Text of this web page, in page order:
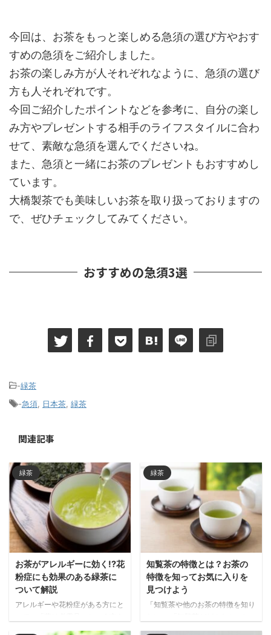
今回は、お茶をもっと楽しめる急須の選び方やおす
すめの急須をご紹介しました。
お茶の楽しみ方が人それぞれなように、急須の選び
方も人それぞれです。
今回ご紹介したポイントなどを参考に、自分の楽し
み方やプレゼントする相手のライフスタイルに合わ
せて、素敵な急須を選んでくださいね。
また、急須と一緒にお茶のプレゼントもおすすめし
ています。
大橋製茶でも美味しいお茶を取り扱っておりますの
で、ぜひチェックしてみてください。
おすすめの急須3選
-緑茶
-急須 日本茶 緑茶
関連記事
緑茶
お茶がアレルギーに効く!?花
粉症にも効果のある緑茶に
ついて解説
アレルギーや花粉症がある方にと
緑茶
知覧茶の特徴とは？お茶の
特徴を知ってお気に入りを
見つけよう
「知覧茶や他のお茶の特徴を知り